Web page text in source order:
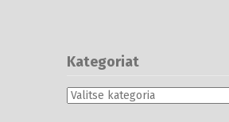
Kategoriat
Kategoriat